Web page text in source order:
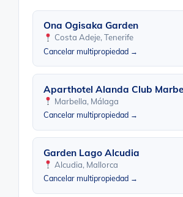
Ona Ogisaka Garden
Costa Adeje, Tenerife
Cancelar multipropiedad →
Aparthotel Alanda Club
Marbella, Málaga
Cancelar multipropiedad →
Garden Lago Alcudia
Alcudia, Mallorca
Cancelar multipropiedad →